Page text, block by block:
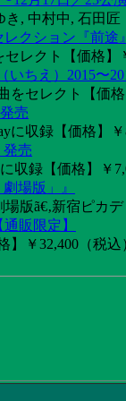
, 中村中, 石田匠
クション『前途
レクト【価格】
ちえ）2015〜
をセレクト【価
売
に収録【価格】
発売
収録【価格】￥
場版」』
版ã€‚新宿ピカ
販限定】
￥32,400（税込